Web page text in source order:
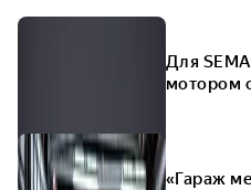
Для
мотором
«Гараж